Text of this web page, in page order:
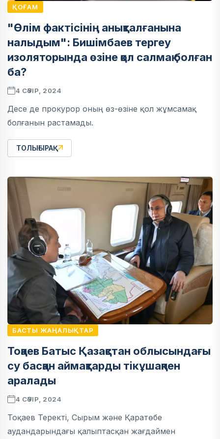
ҚОҒАМ
"Өлім фактісінің анықталғанына
налыдым": Бишімбаев тергеу
изоляторында өзіне қол салмақ болған
ба?
4 СӘУІР, 2024
Десе де прокурор оның өз-өзіне қол жұмсамақ
болғанын растамады.
ТОЛЫҒЫРАҚ
БАСТЫ ЖАҢАЛЫҚТАР
Тоқаев Батыс Қазақстан облысындағы
су басқан аймақтарды тікұшақпен
аралады
4 СӘУІР, 2024
Тоқаев Теректі, Сырым және Қаратөбе
аудандарындағы қалыптасқан жағдаймен